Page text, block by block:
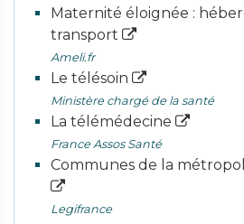
Maternité éloignée :
transport
Ameli.fr
Le télésoin
Ministère chargé de la santé
La télémédecine
France Assos Santé
Communes de la
Legifrance